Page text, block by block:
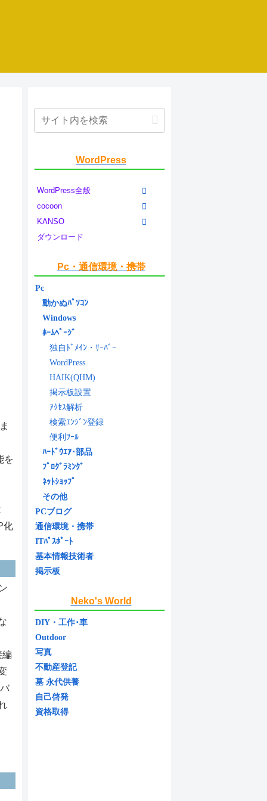
を
化
編
WordPress
WordPress全般
cocoon
KANSO
ダウンロード
Pc・通信環境・携帯
Pc
動かぬﾊﾟｿｺﾝ
Windows
ﾎｰﾑﾍﾟｰｼﾞ
独自ﾄﾞﾒｲﾝ・ｻｰﾊﾞｰ
WordPress
HAIK(QHM)
掲示板設置
ｱｸｾｽ解析
検索ｴﾝｼﾞﾝ登録
便利ﾂｰﾙ
ﾊｰﾄﾞｳｴｱ･部品
ﾌﾟﾛｸﾞﾗﾐﾝｸﾞ
ﾈｯﾄｼｮｯﾌﾟ
その他
PCブログ
通信環境・携帯
ITﾊﾟｽﾎﾟｰﾄ
基本情報技術者
掲示板
Neko's World
DIY・工作･車
Outdoor
写真
不動産登記
墓 永代供養
自己啓発
資格取得